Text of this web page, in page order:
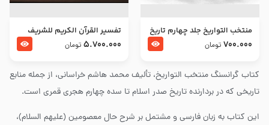
کتاب گرانسنگ منتخب التواريخ، تألیف محمد هاشم خراسانی، از جمله منابع
تاریخی که در بردارنده تاریخ صدر اسلام تا سده چهارم هجری قمری است.
این کتاب به زبان فارسی و مشتمل بر شرح حال معصومین (علیهم السلام)،
منتخب التواریخ جلد چهارم تاریخ
امام زین العابدین و امام محمد
700.000 تومان
تفسير القرآن الكريم للشريف
المرتضي قدس سرّه
5.700.000 تومان